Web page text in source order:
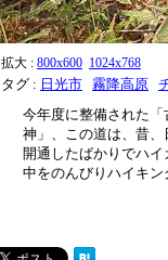
拡大 : 800x600 1024x768
タグ : 日光市 霧降高原
今年度に整備された
神」、この道は、昔
開通したばかりでハ
中をのんびりハイキ